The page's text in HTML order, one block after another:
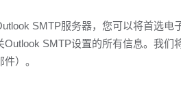
SMTP服务器，您可以将首选电
Outlook SMTP设置的所有信息。我
件）。